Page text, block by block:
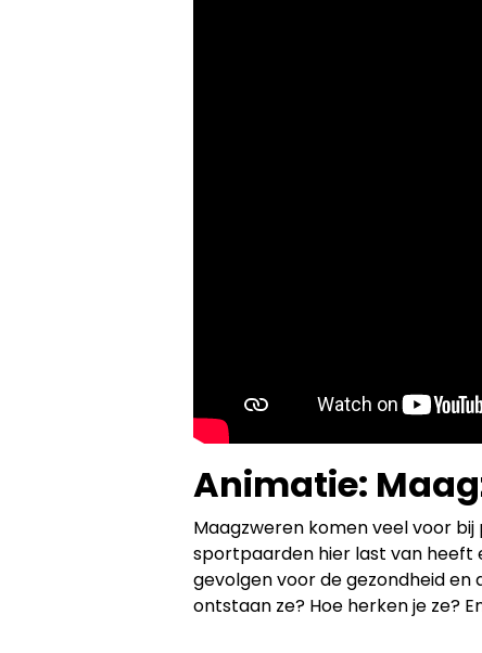
Animatie:
Maagzweren komen veel voor bij
sportpaarden hier last van heeft
gevolgen voor de gezondheid en
ontstaan ze? Hoe herken je ze?